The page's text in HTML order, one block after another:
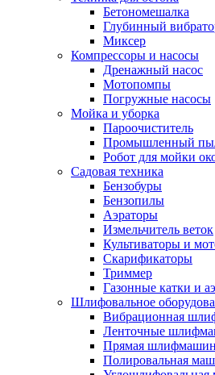
Бетономешалка
Глубинный
Миксер
Компрессоры и насосы
Дренажный насос
Мотопомпы
Погружные насосы
Мойка и уборка
Пароочиститель
Промышленный
Робот для мойки
Садовая техника
Бензобуры
Бензопилы
Аэраторы
Измельчитель веток
Культиваторы и
Скарификаторы
Триммер
Газонные катки и
Шлифовальное
Вибрационная
Ленточные
Прямая
Полировальная